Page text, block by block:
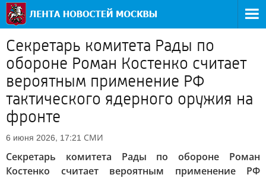
Секретарь комитета Рады по
обороне Роман Костенко считает
вероятным применение РФ
тактического ядерного оружия на
фронте
6 июня 2026, 17:21 СМИ
Секретарь комитета Рады по обороне Роман
Костенко считает вероятным применение РФ